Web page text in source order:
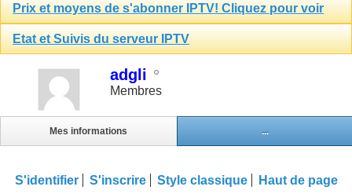
Prix et moyens de s'abonner IPTV! Cliquez pour voir
Etat et Suivis du serveur IPTV
adgli
Membres
Mes informations ...
S'identifier S'inscrire Style classique Haut de page